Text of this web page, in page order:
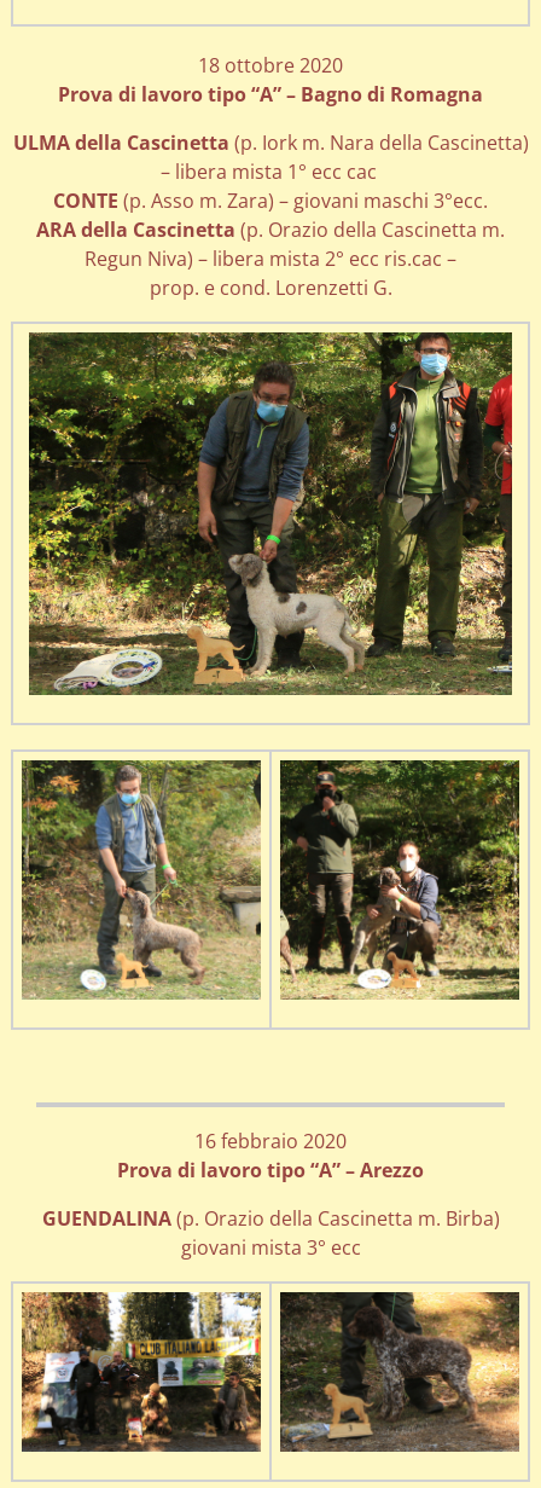
18 ottobre 2020
Prova di lavoro tipo “A” – Bagno di Romagna
ULMA della Cascinetta (p. Iork m. Nara della Cascinetta)
– libera mista 1° ecc cac
CONTE (p. Asso m. Zara) – giovani maschi 3°ecc.
ARA della Cascinetta (p. Orazio della Cascinetta m.
Regun Niva) – libera mista 2° ecc ris.cac –
prop. e cond. Lorenzetti G.
16 febbraio 2020
Prova di lavoro tipo “A” – Arezzo
GUENDALINA(p. Orazio della Cascinetta m. Birba)
giovani mista 3° ecc